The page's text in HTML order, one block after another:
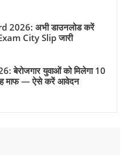
2026: अभी डाउनलोड करें
City Slip जारी
युवाओं को मिलेगा 10
माफ — ऐसे करें आवेदन